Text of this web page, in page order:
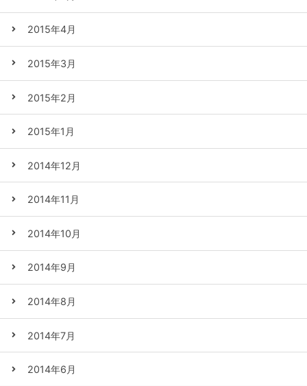
2015年4月
2015年3月
2015年2月
2015年1月
2014年12月
2014年11月
2014年10月
2014年9月
2014年8月
2014年7月
2014年6月